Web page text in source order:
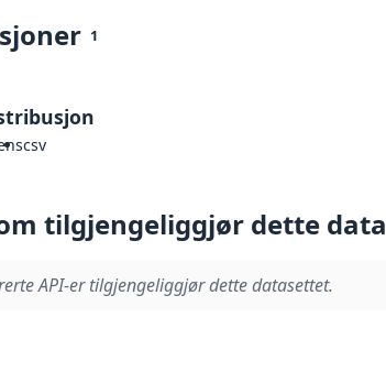
1
csv
tilgjengeliggjør dette
API-er tilgjengeliggjør dette datasettet.